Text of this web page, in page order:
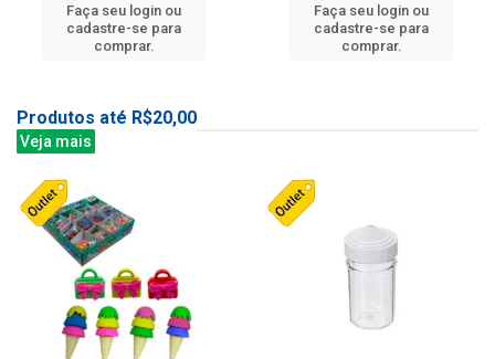
Faça seu login ou
cadastre-se para
comprar.
Faça seu login ou
cadastre-se para
comprar.
Produtos até R$20,00
Veja mais